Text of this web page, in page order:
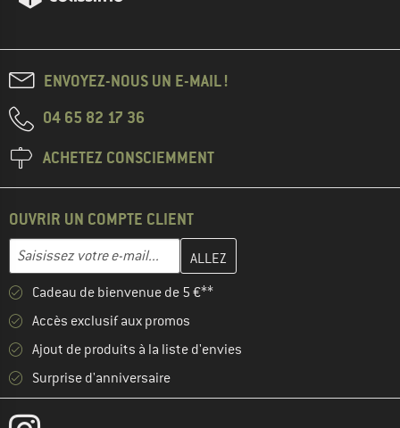
ENVOYEZ-NOUS UN E-MAIL !
04 65 82 17 36
ACHETEZ CONSCIEMMENT
OUVRIR UN COMPTE CLIENT
Adresse e-mail
Entrez votre adresse e-mail ici et créez votre compte client à la
Cadeau de bienvenue de 5 €**
Accès exclusif aux promos
Ajout de produits à la liste d'envies
Surprise d'anniversaire